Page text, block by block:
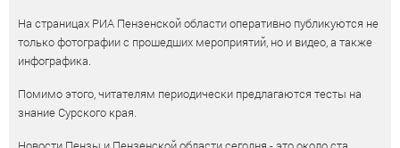
На страницах РИА Пензенской области оперативно публикуются не
только фотографии с прошедших мероприятий, но и видео, а также
инфографика.
Помимо этого, читателям периодически предлагаются тесты на
знание Сурского края.